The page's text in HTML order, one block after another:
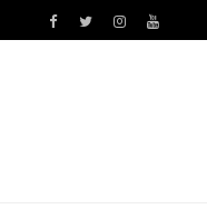
Facebook
TwitterInstagramYouTube